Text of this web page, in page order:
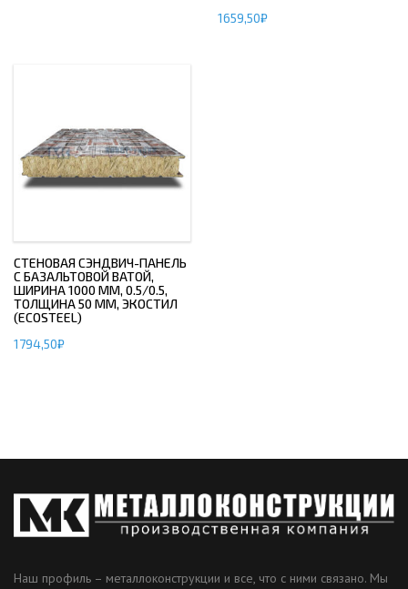
1659,50₽
СТЕНОВАЯ СЭНДВИЧ-ПАНЕЛЬ
С БАЗАЛЬТОВОЙ ВАТОЙ,
ШИРИНА 1000 ММ, 0.5/0.5,
ТОЛЩИНА 50 ММ, ЭКОСТИЛ
(ECOSTEEL)
1794,50₽
Наш профиль – металлоконструкции и все, что с ними связано. Мы